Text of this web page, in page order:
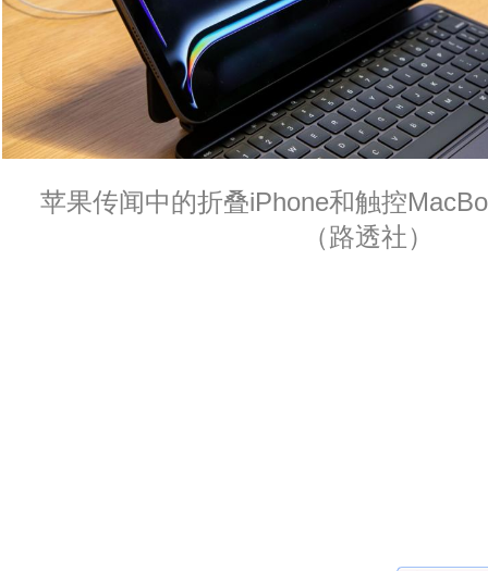
苹果传闻中的折叠iPhone和触控
（路透社）